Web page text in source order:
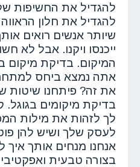
להגדיל את החשיפות
להגדיל את חלון
שיותר אנשים רואים
ייכנסו ויקנו. אבל לא
המיקום. בדיקת מיקום
אתה נמצא ביחס
את זה? פיתחנו שיטות
בדיקת מיקומים בגוגל.
לך לזהות את מילות
לעסק שלך ושיש להן
אנחנו מנחים אותך
בצורה טבעית